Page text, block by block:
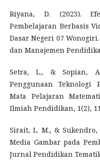
Riyana, D. (2023).
Pembelajaran Berbasis
Dasar Negeri 07
dan Manajemen
Setra, L., & Sopian,
Penggunaan Teknologi
Mata Pelajaran
Ilmiah Pendidikan, 1(2),
Sirait, L. M., & Sukendro,
Media Gambar pada
Jurnal Pendidikan